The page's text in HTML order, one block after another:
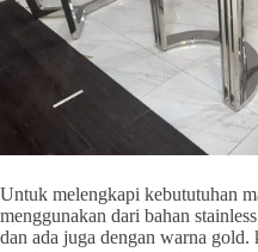
Untuk melengkapi kebututuhan
menggunakan dari bahan
dan ada juga dengan warna